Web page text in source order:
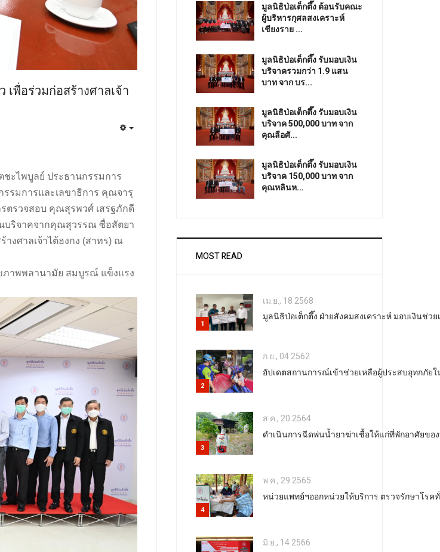
พื่อร่วมก่อสร้างศาลเจ้า
ชะไพบูลย์ ประธานกรรมการ
รมการและเลขาธิการ คุณจารุ
รวจสอบ คุณสุรพวศ์ เสรฐภักดี
บริจาคจากคุณสุวรรณ ซื่อสัตยา
งศาลเจ้าไต้ฮงกง (สาทร) ณ
าพพลานามัย สมบูรณ์ แข็งแรง
มูลนิธิป่อเต็กตึ๊ง ต้อนรับคณะ
ผู้บริหารกุศลสงเคราะห์
เชียงราย ...
มูลนิธิป่อเต็กตึ๊ง รับมอบเงิน
บริจาครวมกว่า 1.9 แสน
บาท จาก บร...
มูลนิธิป่อเต็กตึ๊ง รับมอบเงิน
บริจาค 500,000 บาท จาก
คุณลือศั...
มูลนิธิป่อเต็กตึ๊ง รับมอบเงิน
บริจาค 150,000 บาท จาก
คุณหลินห...
MOST READ
1
เม.ย., 18 2568
มูลนิธิป่อเต็กตึ๊ง ฝ่ายสังคมสงเคราะห์ มอบเงินช่
2
ก.ย., 04 2562
อัปเดตสถานการณ์เข้าช่วยเหลือผู้ประสบอุทกภัย
3
ส.ค., 20 2564
ดำเนินการฉีดพ่นน้ำยาฆ่าเชื้อให้แก่ที่พักอาศัยข
4
พ.ค., 29 2565
หน่วยแพทย์ฯออกหน่วยให้บริการ ตรวจรักษาโรค
มิ.ย., 14 2566